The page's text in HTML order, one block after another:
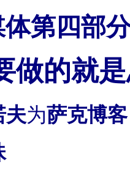
第四部
做的就
夫为萨克博客